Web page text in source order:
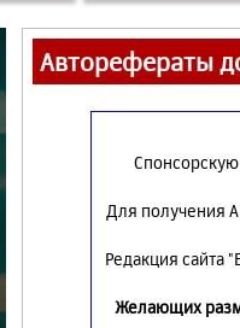
Авторефераты
Для получения
Редакция сайта
Желающих